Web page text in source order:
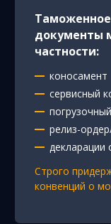
документы
частности:
коносамент
сервисный
релиз-
Строго
конвенций о